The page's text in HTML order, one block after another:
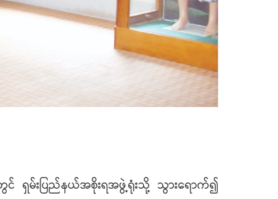
တွင် ရှမ်းပြည်နယ်အစိုးရအဖွဲ့ရုံးသို့ သွားရောက်၍